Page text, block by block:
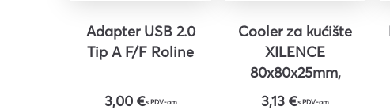
Adapter USB 2.0
Tip A F/F Roline
3,00 €s PDV-om
Cooler za kućište
XILENCE
80x80x25mm,
crno/crveni
3,13 €s PDV-om